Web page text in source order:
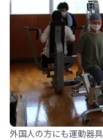
外国人の方にも運動器